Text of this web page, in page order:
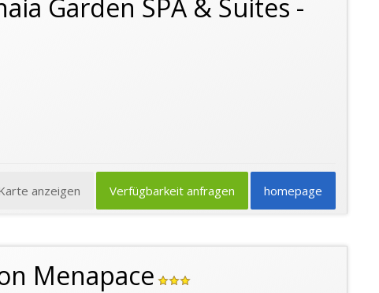
Garden SPA & Suites -
homepage
Verfügbarkeit anfragen
anzeigen
Menapace